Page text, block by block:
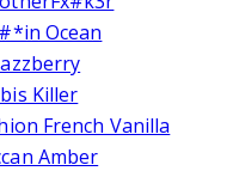
Ocean
Killer
French Vanilla
Amber